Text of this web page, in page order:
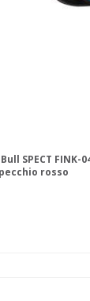
SPECT FINK-
rosso